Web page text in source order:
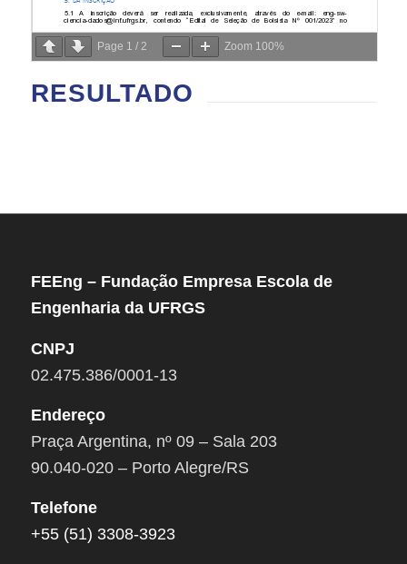
Page 1 / 2 Zoom 100%
RESULTADO
FEEng – Fundação Empresa Escola de
Engenharia da UFRGS
CNPJ
02.475.386/0001-13
Endereço
Praça Argentina, nº 09 – Sala 203
90.040-020 – Porto Alegre/RS
Telefone
+55 (51) 3308-3923